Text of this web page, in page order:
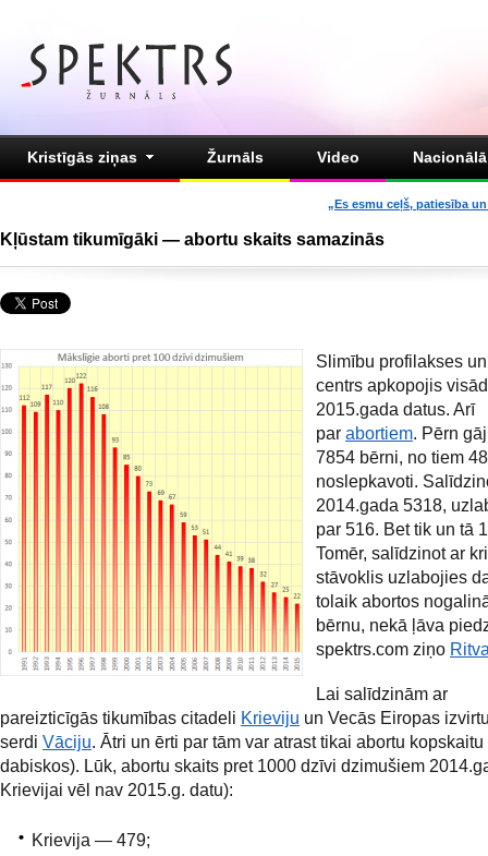
Kristīgās ziņas Žurnāls Video
„Es esmu ceļš, patiesība
Kļūstam tikumīgāki — abortu skaits samazinās
Slimību profilakses
centrs apkopojis
2015.gada datus. Arī
par abortiem. Pērn
7854 bērni, no tiem
noslepkavoti.
2014.gada 5318,
par 516. Bet tik un tā
Tomēr, salīdzinot ar
stāvoklis uzlabojies
tolaik abortos
bērnu, nekā ļāva
spektrs.com ziņo
Lai salīdzinām ar
pareizticīgās tikumības citadeli Krieviju un Vecās Eiropas
serdi Vāciju. Ātri un ērti par tām var atrast tikai abortu
dabiskos). Lūk, abortu skaits pret 1000 dzīvi dzimušiem
Krievijai vēl nav 2015.g. datu):
Krievija — 479;